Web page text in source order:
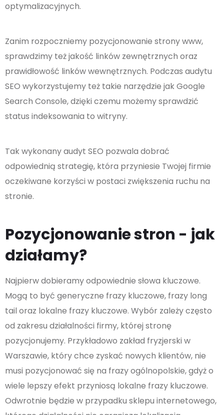
optymalizacyjnych.
Zanim rozpoczniemy pozycjonowanie strony www,
sprawdzimy też jakość linków zewnętrznych oraz
prawidłowość linków wewnętrznych. Podczas audytu
SEO wykorzystujemy też takie narzędzie jak Google
Search Console, dzięki czemu możemy sprawdzić
status indeksowania to witryny.
Tak wykonany audyt SEO pozwala dobrać
odpowiednią strategię, która przyniesie Twojej firmie
oczekiwane korzyści w postaci zwiększenia ruchu na
stronie.
Pozycjonowanie stron - jak
działamy?
Najpierw dobieramy odpowiednie słowa kluczowe.
Mogą to być generyczne frazy kluczowe, frazy long
tail oraz lokalne frazy kluczowe. Wybór zależy często
od zakresu działalności firmy, której stronę
pozycjonujemy. Przykładowo zakład fryzjerski w
Warszawie, który chce zyskać nowych klientów, nie
musi pozycjonować się na frazy ogólnopolskie, gdyż o
wiele lepszy efekt przyniosą lokalne frazy kluczowe.
Odwrotnie będzie w przypadku sklepu internetowego,